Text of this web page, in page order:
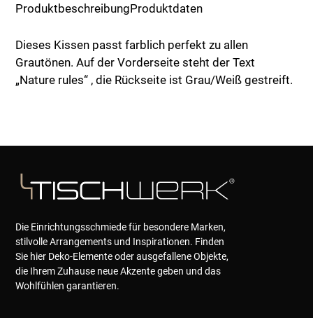
ProduktbeschreibungProduktdaten
Dieses Kissen passt farblich perfekt zu allen
Grautönen. Auf der Vorderseite steht der Text
„Nature rules“ , die Rückseite ist Grau/Weiß gestreift.
Die Einrichtungsschmiede für besondere Marken,
stilvolle Arrangements und Inspirationen. Finden
Sie hier Deko-Elemente oder ausgefallene Objekte,
die Ihrem Zuhause neue Akzente geben und das
Wohlfühlen garantieren.